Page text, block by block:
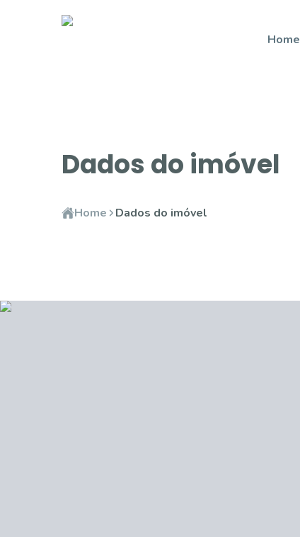
Home
Dados do imóvel
Home Dados do imóvel